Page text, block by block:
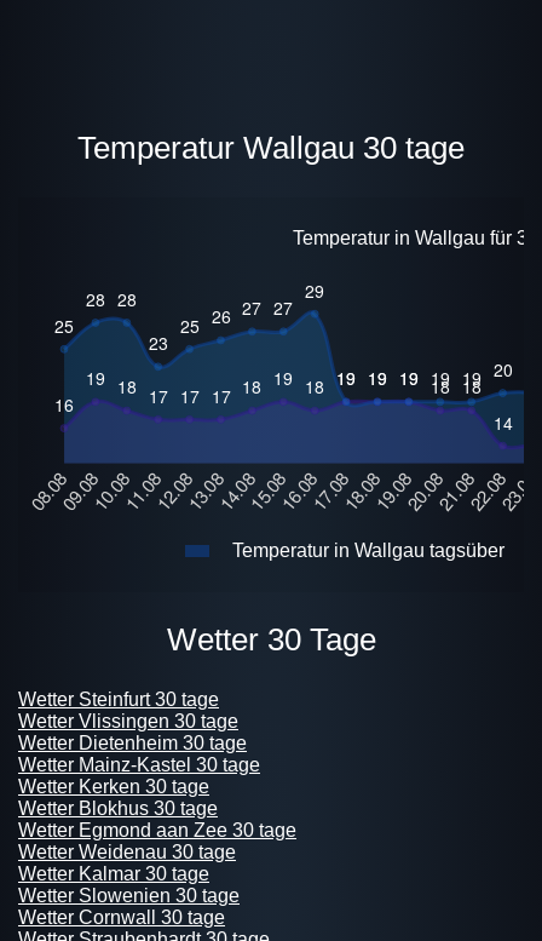
Temperatur Wallgau 30 tage
Temperatur in Wallgau für
Temperatur in Wallgau tagsüber
Wetter 30 Tage
Wetter Steinfurt 30 tage
Wetter Vlissingen 30 tage
Wetter Dietenheim 30 tage
Wetter Mainz-Kastel 30 tage
Wetter Kerken 30 tage
Wetter Blokhus 30 tage
Wetter Egmond aan Zee 30 tage
Wetter Weidenau 30 tage
Wetter Kalmar 30 tage
Wetter Slowenien 30 tage
Wetter Cornwall 30 tage